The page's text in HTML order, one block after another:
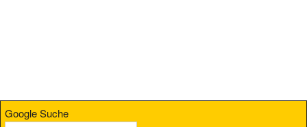
Google Suche